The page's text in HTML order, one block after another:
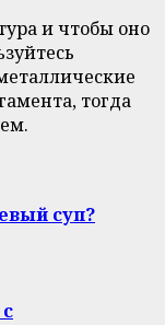
и чтобы оно
тогда
суп?